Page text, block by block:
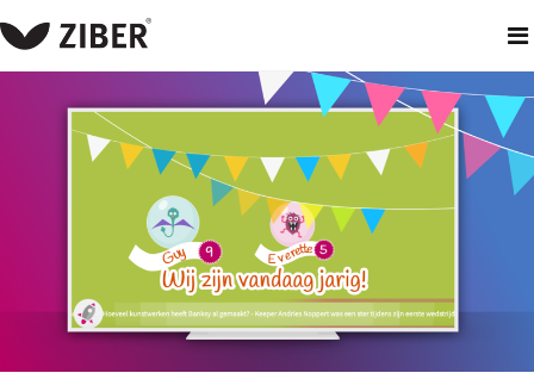
heim neuigkeiten hip hip! heute ist unser geburtstag!